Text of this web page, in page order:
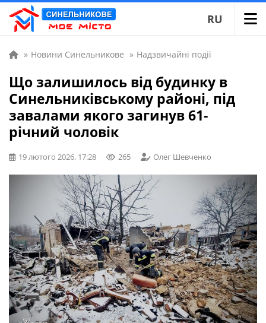
RU
» Новини Синельникове » Надзвичайні події
Що залишилось від будинку в
Синельниківському районі, під
завалами якого загинув 61-
річний чоловік
19 лютого 2026, 17:28 265 Олег Шевченко